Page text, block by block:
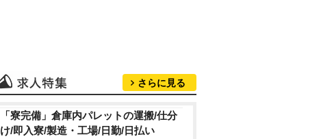
さらに見る
「寮完備」倉庫内パレットの運搬/仕分
け/即入寮/製造・工場/日勤/日払い